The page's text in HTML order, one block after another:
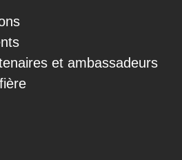
et ambassadeurs